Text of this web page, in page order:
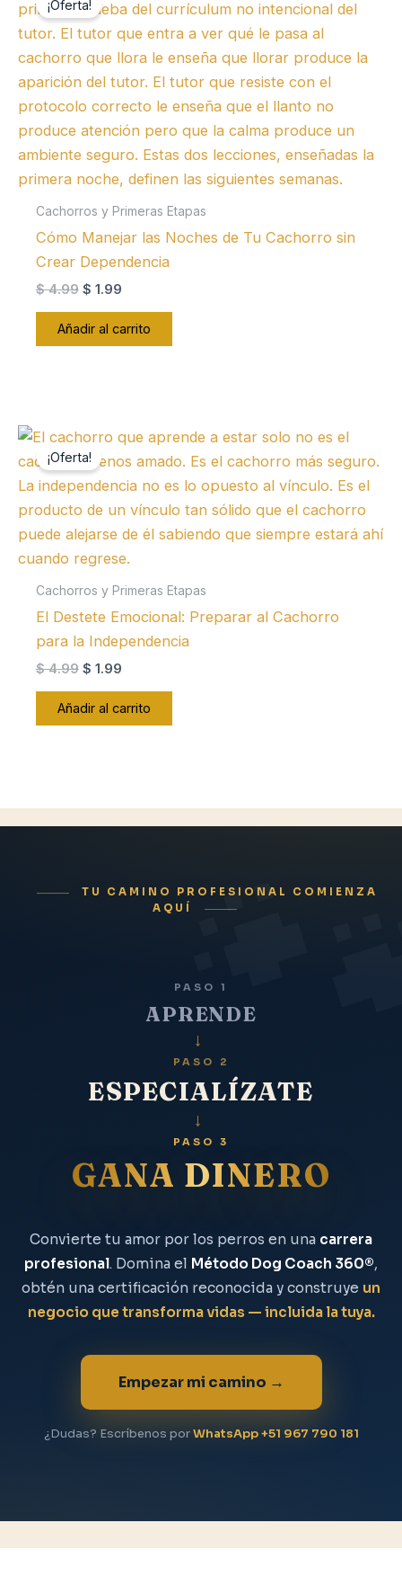
¡Oferta!
Cachorros y Primeras Etapas
Cómo Manejar las Noches de Tu Cachorro sin
Crear Dependencia
$4.99 El
original
$ 1.99El
actual
Añadir al carrito
¡Oferta!
Cachorros y Primeras Etapas
El Destete Emocional: Preparar al Cachorro
para la Independencia
$4.99 El
original
$ 1.99El
actual
Añadir al carrito
TU CAMINO PROFESIONAL COMIENZA
AQUÍ
PASO 1
APRENDE
→
PASO 2
ESPECIALÍZATE
→
PASO 3
GANA DINERO
Convierte tu amor por los perros en una carrera
profesional. Domina el Método Dog Coach 360®,
obtén una certificación reconocida y construye un
negocio que transforma vidas — incluida la tuya.
Empezar mi camino →
¿Dudas? Escríbenos porWhatsApp +51 967 790 181